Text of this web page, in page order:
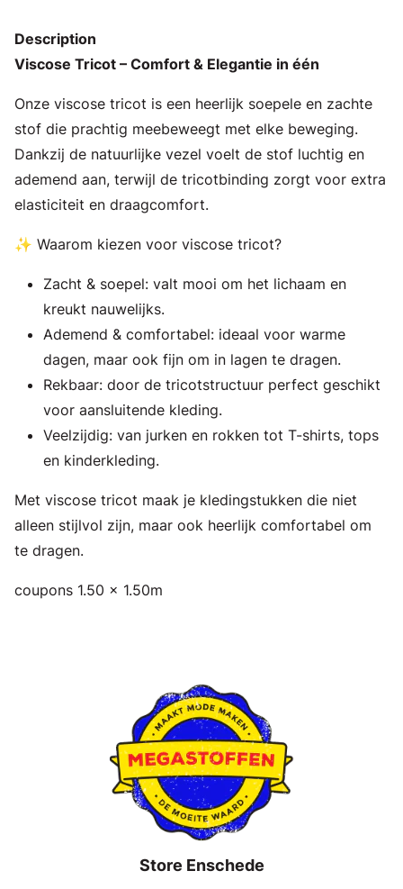
Description
Viscose Tricot – Comfort & Elegantie in één
Onze viscose tricot is een heerlijk soepele en zachte
stof die prachtig meebeweegt met elke beweging.
Dankzij de natuurlijke vezel voelt de stof luchtig en
ademend aan, terwijl de tricotbinding zorgt voor extra
elasticiteit en draagcomfort.
✨ Waarom kiezen voor viscose tricot?
Zacht & soepel: valt mooi om het lichaam en
kreukt nauwelijks.
Ademend & comfortabel: ideaal voor warme
dagen, maar ook fijn om in lagen te dragen.
Rekbaar: door de tricotstructuur perfect geschikt
voor aansluitende kleding.
Veelzijdig: van jurken en rokken tot T-shirts, tops
en kinderkleding.
Met viscose tricot maak je kledingstukken die niet
alleen stijlvol zijn, maar ook heerlijk comfortabel om
te dragen.
coupons 1.50 x 1.50m
Store Enschede